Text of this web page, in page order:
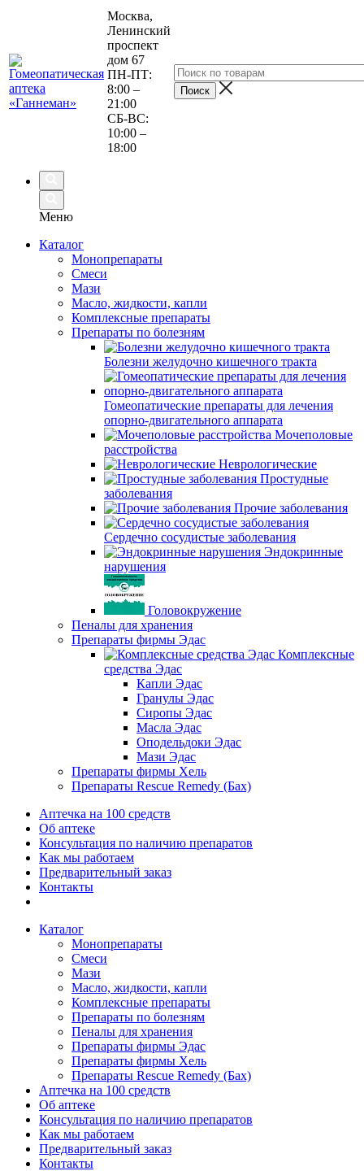
Москва,
Ленинский
проспект
дом 67
ПН-ПТ:
8:00 –
21:00
СБ-ВС:
10:00 –
18:00
Меню
Каталог
Монопрепараты
Смеси
Мази
Масло, жидкости, капли
Комплексные препараты
Препараты по болезням
Болезни желудочно кишечного тракта
Гомеопатические препараты для лечения
опорно-двигательного аппарата
Мочеполовые
расстройства
Неврологические
Простудные
заболевания
Прочие заболевания
Сердечно сосудистые заболевания
Эндокринные
нарушения
Головокружение
Пеналы для хранения
Препараты фирмы Эдас
Комплексные
средства Эдас
Капли Эдас
Гранулы Эдас
Сиропы Эдас
Масла Эдас
Оподельдоки Эдас
Мази Эдас
Препараты фирмы Хель
Препараты Rescue Remedy (Бах)
Аптечка на 100 средств
Об аптеке
Консультация по наличию препаратов
Как мы работаем
Предварительный заказ
Контакты
Каталог
Монопрепараты
Смеси
Мази
Масло, жидкости, капли
Комплексные препараты
Препараты по болезням
Пеналы для хранения
Препараты фирмы Эдас
Препараты фирмы Хель
Препараты Rescue Remedy (Бах)
Аптечка на 100 средств
Об аптеке
Консультация по наличию препаратов
Как мы работаем
Предварительный заказ
Контакты